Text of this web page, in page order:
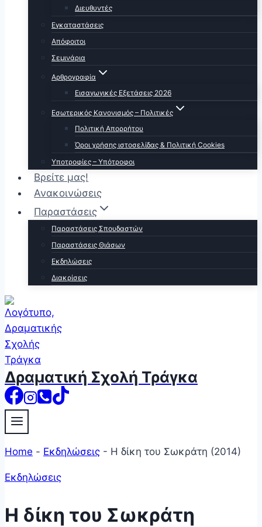
Διευθυντές
Εγκαταστάσεις
Απόφοιτοι
Σεμινάρια
Αρθρογραφία
Εισαγωγικές Εξετάσεις 2026
Εσωτερικός Κανονισμός – Πολιτικές
Πολιτική Απορρήτου
Όροι χρήσης ιστοσελίδας & Πολιτική Cookies
Υποτροφίες – Υπότροφοι
Βρείτε μας!
Ανακοινώσεις
Παραστάσεις
Παραστάσεις Σπουδαστών
Παραστάσεις Θιάσων
Εκδηλώσεις
Διακρίσεις
Δραματική Σχολή Τράγκα
Home - Εκδηλώσεις - Η δίκη του Σωκράτη (2014)
Εκδηλώσεις
Η δίκη του Σωκράτη